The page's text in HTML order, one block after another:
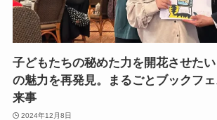
子どもたちの秘めた力を開花させた
の魅力を再発見。まるごとブックフ
来事
2024年12月8日